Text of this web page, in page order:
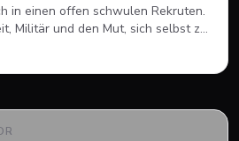
in einen offen schwulen Rekruten.
Militär und den Mut, sich selbst zu